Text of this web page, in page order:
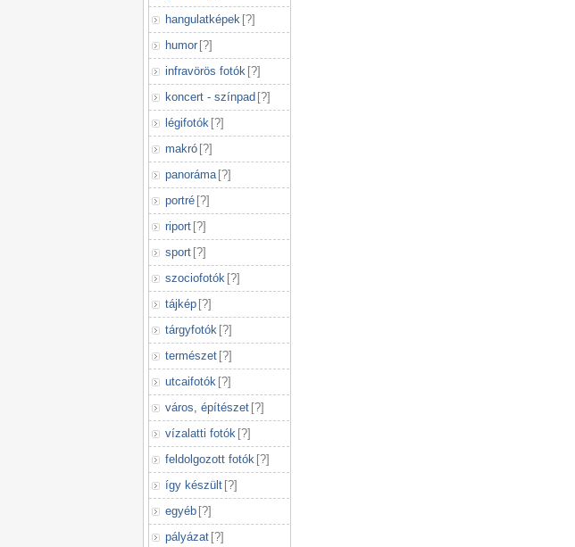
hangulatképek [?]
humor [?]
infravörös fotók [?]
koncert - színpad [?]
légifotók [?]
makró [?]
panoráma [?]
portré [?]
riport [?]
sport [?]
szociofotók [?]
tájkép [?]
tárgyfotók [?]
természet [?]
utcaifotók [?]
város, építészet [?]
vízalatti fotók [?]
feldolgozott fotók [?]
így készült [?]
egyéb [?]
pályázat [?]